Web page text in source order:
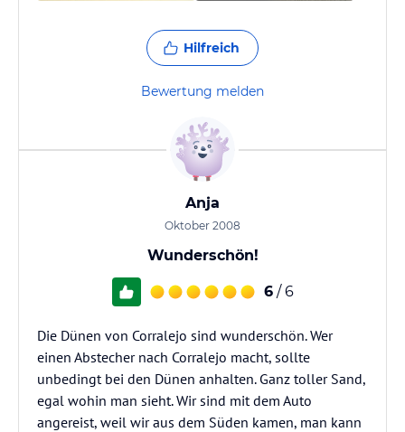
Hilfreich
Bewertung melden
Anja
Oktober 2008
Wunderschön!
6 / 6
Die Dünen von Corralejo sind wunderschön. Wer
einen Abstecher nach Corralejo macht, sollte
unbedingt bei den Dünen anhalten. Ganz toller Sand,
egal wohin man sieht. Wir sind mit dem Auto
angereist, weil wir aus dem Süden kamen, man kann